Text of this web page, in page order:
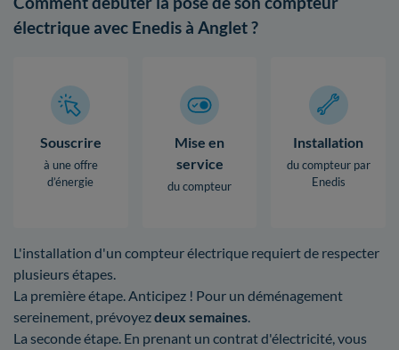
électrique avec Enedis à Anglet ?
Souscrire
à une offre
d’énergie
Mise en
service
du compteur
Installation
du compteur par
Enedis
L'installation d'un compteur électrique requiert de respecter
plusieurs étapes.
La première étape. Anticipez ! Pour un déménagement
sereinement, prévoyezdeux semaines.
La seconde étape. En prenant un contrat d'électricité, vous